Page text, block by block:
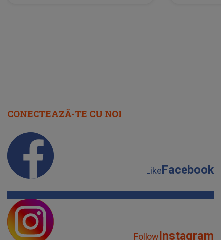
CONECTEAZĂ-TE CU NOI
LikeFacebook
FollowInstagram